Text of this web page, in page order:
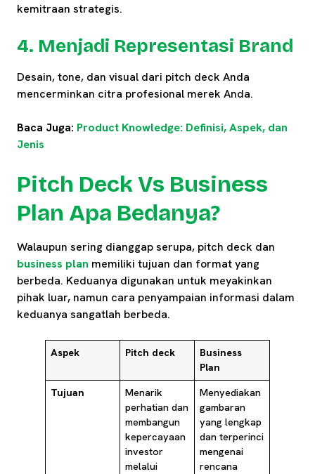
kemitraan strategis.
4. Menjadi Representasi Brand
Desain, tone, dan visual dari pitch deck Anda
mencerminkan citra profesional merek Anda.
Baca Juga: Product Knowledge: Definisi, Aspek, dan
Jenis
Pitch Deck Vs Business
Plan Apa Bedanya?
Walaupun sering dianggap serupa, pitch deck dan
business plan memiliki tujuan dan format yang
berbeda. Keduanya digunakan untuk meyakinkan
pihak luar, namun cara penyampaian informasi dalam
keduanya sangatlah berbeda.
Aspek Pitch deck
Business
Plan
Tujuan
Menarik
perhatian dan
membangun
kepercayaan
investor
melalui
Menyediakan
gambaran
yang lengkap
dan terperinci
mengenai
rencana